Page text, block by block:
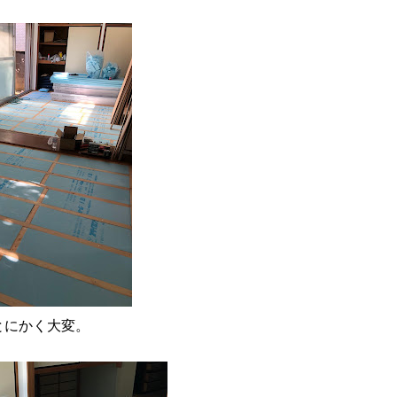
かく大変。